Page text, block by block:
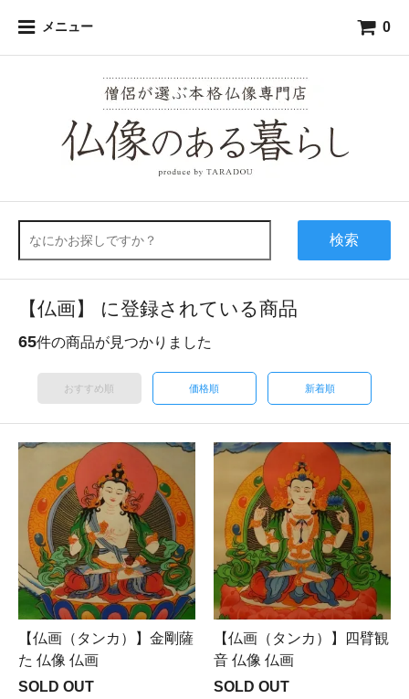
メニュー 0
検索
【仏画】 に登録されている商品
65件の商品が見つかりました
おすすめ順 価格順 新着順
【仏画（タンカ）】金剛薩
た 仏像 仏画
SOLD OUT
【仏画（タンカ）】四臂観
音 仏像 仏画
SOLD OUT